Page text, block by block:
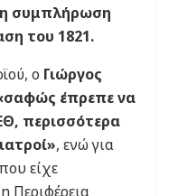
συμπλήρωση
του 1821.
ο Γιώργος
έπρεπε να
περισσότερα
, ενώ για
είχε
Περιφέρεια